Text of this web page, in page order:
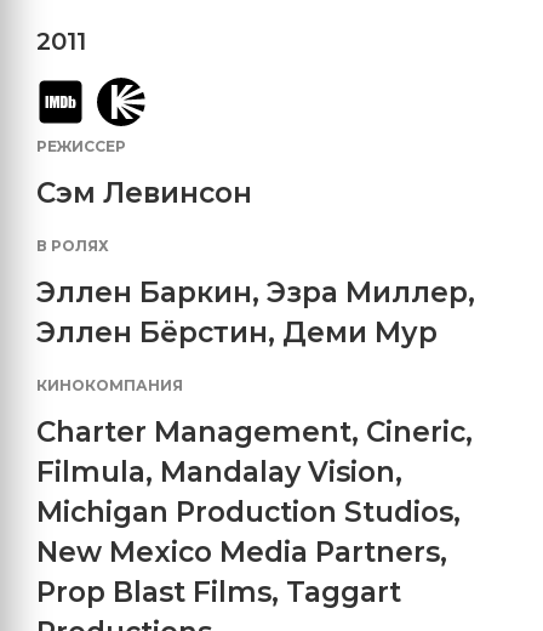
2011
РЕЖИССЕР
Сэм Левинсон
В РОЛЯХ
Эллен Баркин, Эзра Миллер,
Эллен Бёрстин, Деми Мур
КИНОКОМПАНИЯ
Charter Management, Cineric,
Filmula, Mandalay Vision,
Michigan Production Studios,
New Mexico Media Partners,
Prop Blast Films, Taggart